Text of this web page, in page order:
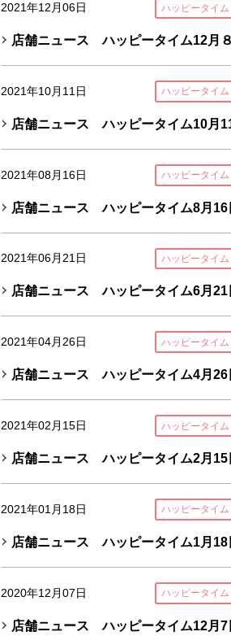
2021年12月06日 ハッピータイム
店舗ニュース ハッピータイム12月
2021年10月11日 ハッピータイム
店舗ニュース ハッピータイム10月
2021年08月16日 ハッピータイム
店舗ニュース ハッピータイム8月16
2021年06月21日 ハッピータイム
店舗ニュース ハッピータイム6月21
2021年04月26日 ハッピータイム
店舗ニュース ハッピータイム4月26
2021年02月15日 ハッピータイム
店舗ニュース ハッピータイム2月15
2021年01月18日 ハッピータイム
店舗ニュース ハッピータイム1月18
2020年12月07日 ハッピータイム
店舗ニュース ハッピータイム12月7